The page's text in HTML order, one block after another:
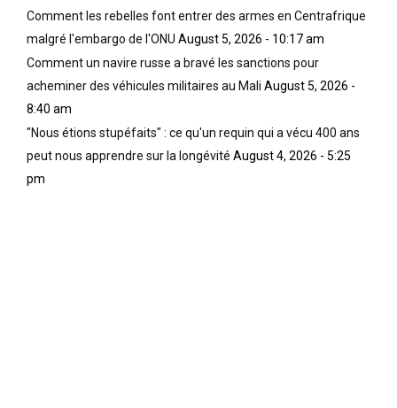
Comment les rebelles font entrer des armes en Centrafrique
malgré l'embargo de l'ONU August 5, 2026 - 10:17 am
Comment un navire russe a bravé les sanctions pour
acheminer des véhicules militaires au Mali August 5, 2026 -
8:40 am
"Nous étions stupéfaits" : ce qu'un requin qui a vécu 400 ans
peut nous apprendre sur la longévité August 4, 2026 - 5:25
pm